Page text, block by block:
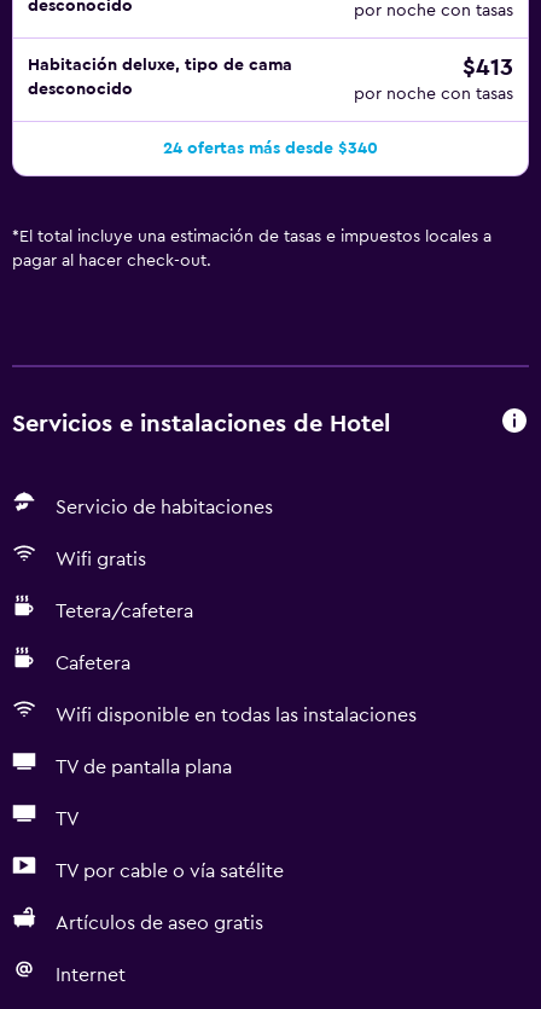
desconocido
por noche con tasas
Habitación deluxe, tipo de cama
desconocido
$413
por noche con tasas
24 ofertas más desde $340
* El total incluye una estimación de tasas e impuestos locales a
pagar al hacer check-out.
Servicios e instalaciones de Hotel
Servicio de habitaciones
Wifi gratis
Tetera/cafetera
Cafetera
Wifi disponible en todas las instalaciones
TV de pantalla plana
TV
TV por cable o vía satélite
Artículos de aseo gratis
Internet